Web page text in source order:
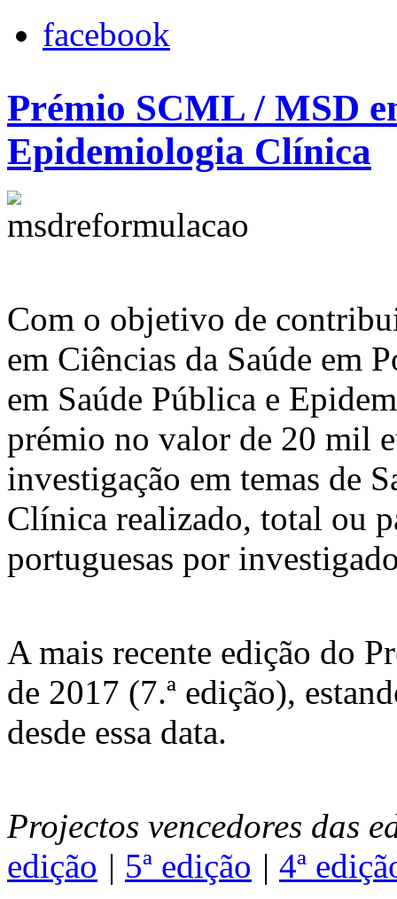
facebook
Prémio SCML / MSD
Epidemiologia Clínica
Com o objetivo de
em Ciências da Saúde em
em Saúde Pública e
prémio no valor de 20 mil
investigação em temas de
Clínica realizado, total ou
portuguesas por
A mais recente edição do
de 2017 (7.ª edição),
desde essa data.
Projectos vencedores das
edição | 5ª edição | 4ª